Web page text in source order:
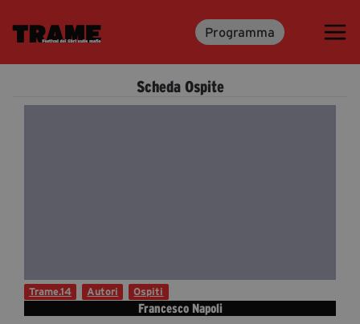
Programma
Trame.15
Rassegna Stampa
Scheda Ospite
Francesco Napoli
Trame.14 Autori Ospiti